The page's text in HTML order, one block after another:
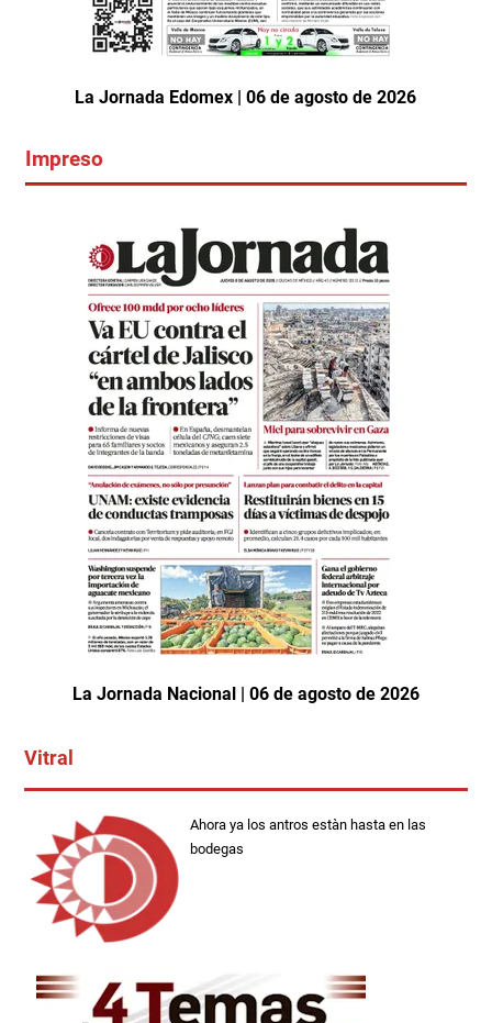
La Jornada Edomex | 06 de agosto de 2026
Impreso
La Jornada Nacional | 06 de agosto de 2026
Vitral
Ahora ya los antros estàn hasta en las
bodegas